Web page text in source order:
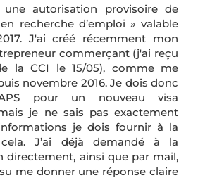
autorisation provisoire de
recherche d’emploi » valable
J'ai créé récemment mon
commerçant (j'ai reçu
la CCI le 15/05), comme me
novembre 2016. Je dois donc
pour un nouveau visa
je ne sais pas exactement
je dois fournir à la
J’ai déjà demandé à la
directement, ainsi que par mail,
me donner une réponse claire